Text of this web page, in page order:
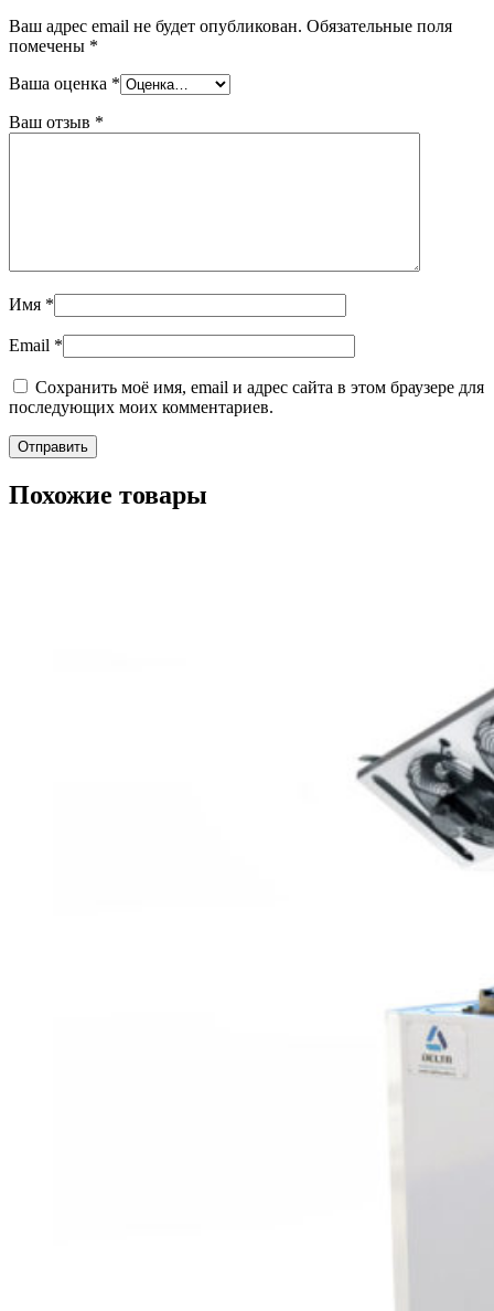
Ваш адрес email не будет опубликован. Обязательные поля
помечены *
Ваша оценка *
Ваш отзыв *
Имя *
Email *
Сохранить моё имя, email и адрес сайта в этом браузере для
последующих моих комментариев.
Похожие товары